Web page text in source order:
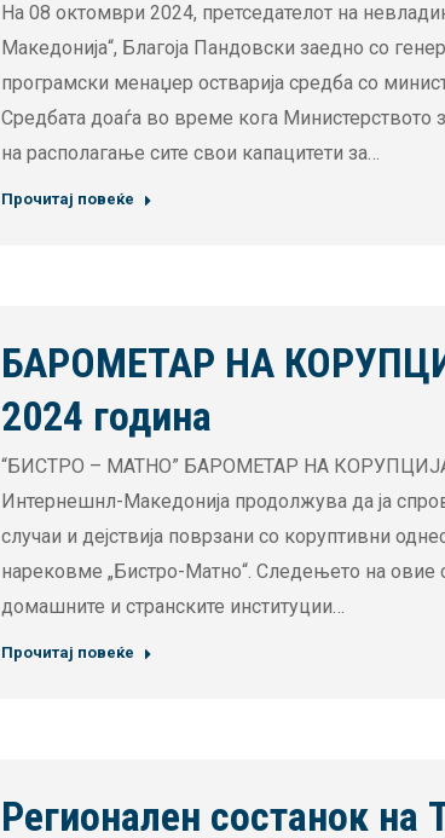
На 08 октомври 2024, претседателот на
Македонија“, Благоја Пандовски заедно со
програмски менаџер остварија средба со
Средбата доаѓа во време кога Министерството
на располагање сите свои капацитети за…
Прочитај повеќе
БАРОМЕТАР НА
2024 година
“БИСТРО – МАТНО” БАРОМЕТАР НА КОРУПЦИЈА
Интернешнл-Македонија продолжува да ја
случаи и дејствија поврзани со коруптивни
нарековме „Бистро-Матно“. Следењето на овие
домашните и странските институции…
Прочитај повеќе
Регионален состанок